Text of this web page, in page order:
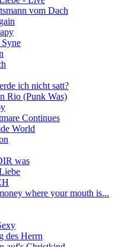
vom Dach
ich nicht satt?
Rio (Punk Was)
Continues
World
was
where your mouth is...
des Herrn